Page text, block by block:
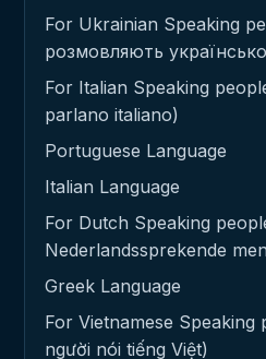
For Ukrainian Speaking
розмовляють
For Italian Speaking
parlano italiano)
Portuguese Language
Italian Language
For Dutch Speaking
Nederlandssprekende
Greek Language
For Vietnamese Speaking
người nói tiếng Việt)